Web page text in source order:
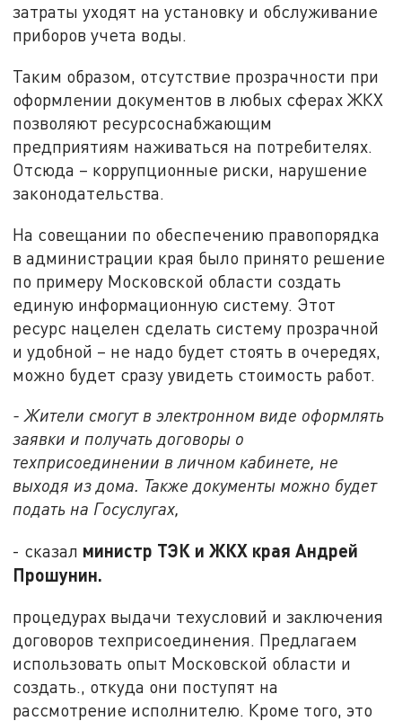
затраты уходят на установку и обслуживание
приборов учета воды.
Таким образом, отсутствие прозрачности при
оформлении документов в любых сферах ЖКХ
позволяют ресурсоснабжающим
предприятиям наживаться на потребителях.
Отсюда – коррупционные риски, нарушение
законодательства.
На совещании по обеспечению правопорядка
в администрации края было принято решение
по примеру Московской области создать
единую информационную систему. Этот
ресурс нацелен сделать систему прозрачной
и удобной – не надо будет стоять в очередях,
можно будет сразу увидеть стоимость работ.
- Жители смогут в электронном виде оформлять
заявки и получать договоры о
техприсоединении в личном кабинете, не
выходя из дома. Также документы можно будет
подать на Госуслугах,
- сказал министр ТЭК и ЖКХ края Андрей
Прошунин.
процедурах выдачи техусловий и заключения
договоров техприсоединения. Предлагаем
использовать опыт Московской области и
создать., откуда они поступят на
рассмотрение исполнителю. Кроме того, это